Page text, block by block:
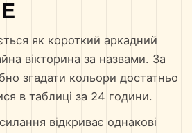
як короткий аркадний
вікторина за назвами. За
згадати кольори достатньо
в таблиці за 24 години.
відкриває однакові